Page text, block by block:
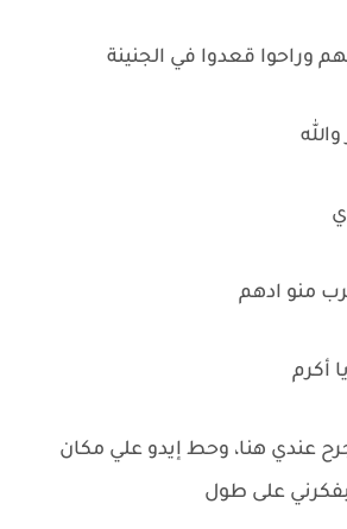
وراحوا قعدوا في الجنينة
منو ادهم
أكرم
عندي هنا، وحط إيدو علي مكان
على طول